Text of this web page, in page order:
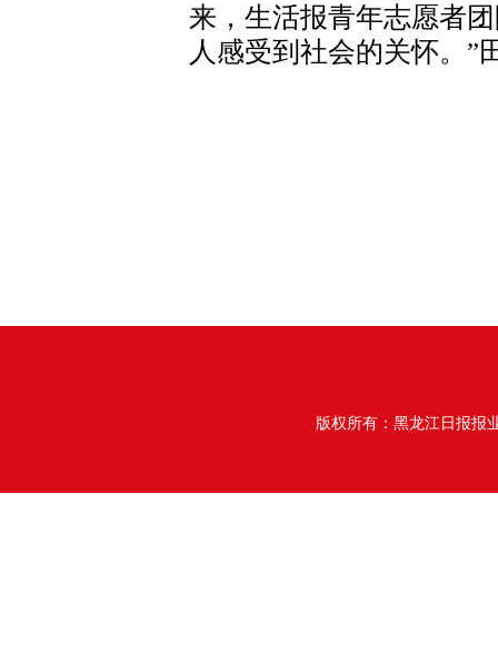
来，生活报青年志愿者
人感受到社会的关怀。”
版权所有：黑龙江日报报